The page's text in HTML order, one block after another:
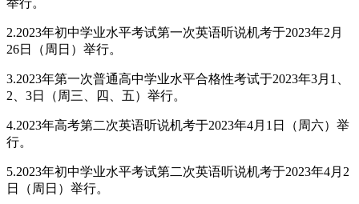
举行。
2.2023年初中学业水平考试第一次英语听说机考于2023年2月
26日（周日）举行。
3.2023年第一次普通高中学业水平合格性考试于2023年3月1、
2、3日（周三、四、五）举行。
4.2023年高考第二次英语听说机考于2023年4月1日（周六）举
行。
5.2023年初中学业水平考试第二次英语听说机考于2023年4月2
日（周日）举行。